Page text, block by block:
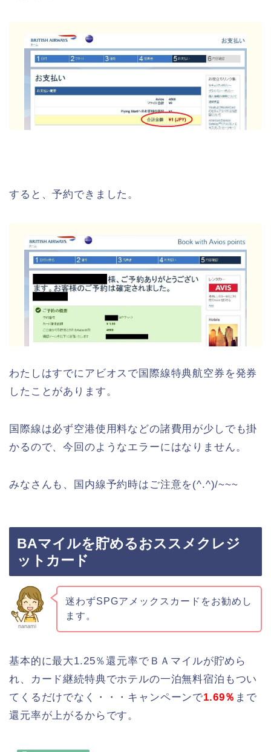
すると、予約できました。
わたしはすでにアビオスで国際線特典航空券を発券
したことがあります。
国際線は必ず空港使用料などの諸費用が少しでも掛
かるので、今回のようなエラーにはなりません。
みなさんも、国内線予約時はご注意を(^.^)/~~~
BAマイルを貯めるおススメクレジ
ットカード
nanami
迷わずSPGアメックスカードをお勧めし
ます。
基本的に最大1.25％還元率でＢＡマイルが貯めら
れ、カード継続特典でホテルの一泊無料宿泊もつい
てくるだけでなく・・・キャンペーンで1.69％ まで
還元率が上がるからです。